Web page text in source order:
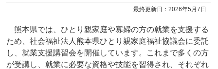
最終更新日：2026年5月7日
熊本県では、ひとり親家庭や寡婦の方の就業を支援する
ため、社会福祉法人熊本県ひとり親家庭福祉協議会に委託
し、就業支援講習会を開催しています。これまで多くの方
が受講し、就業に必要な資格や技能を習得され、それぞれ